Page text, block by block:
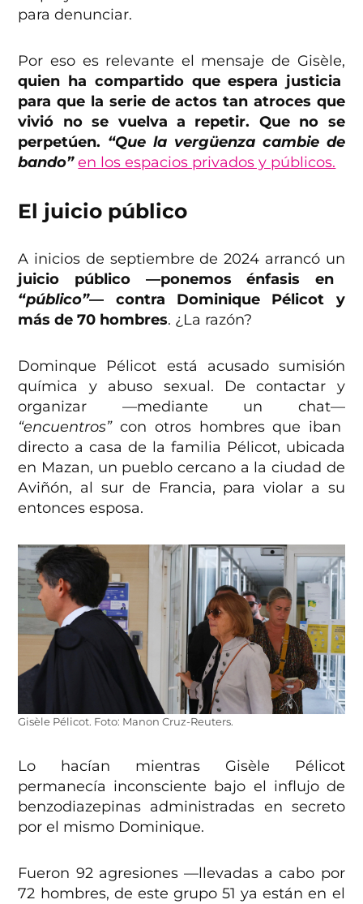
para denunciar.
Por eso es relevante el mensaje de Gisèle,
quien ha compartido que espera justicia
para que la serie de actos tan atroces que
vivió no se vuelva a repetir. Que no se
perpetúen. “Que la vergüenza cambie de
bando” en los espacios privados y públicos.
El juicio público
A inicios de septiembre de 2024 arrancó un
juicio público —ponemos énfasis en
“público”— contra Dominique Pélicot y
más de 70 hombres. ¿La razón?
Dominque Pélicot está acusado sumisión
química y abuso sexual. De contactar y
organizar —mediante un chat—
“encuentros”con otros hombres que iban
directo a casa de la familia Pélicot, ubicada
en Mazan, un pueblo cercano a la ciudad de
Aviñón, al sur de Francia, para violar a su
entonces esposa.
Gisèle Pélicot. Foto: Manon Cruz-Reuters.
Lo hacían mientras
Gisèle Pélicot
permanecía inconsciente bajo el influjo de
benzodiazepinas administradas en secreto
por el mismo Dominique.
Fueron 92 agresiones —llevadas a cabo por
72 hombres, de este grupo 51 ya están en el